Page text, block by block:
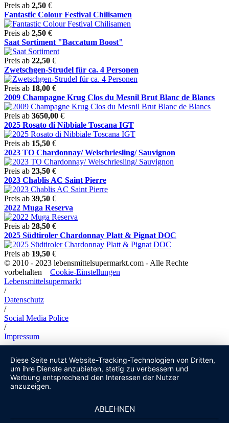
Preis ab 2,50 €
Fantastic Colour Festival Chilisamen
Preis ab 2,50 €
Saat Sortiment "Baccatum Boost"
Preis ab 22,50 €
Zwetschgen-Strudel für ca. 4 Personen
Preis ab 18,00 €
2009 Champagne Krug Clos du Mesnil Brut Blanc de Blancs
Preis ab 3650,00 €
2025 Rosato di Nibbiale Toscana IGT
Preis ab 15,50 €
2023 TO Chardonnay/ Welschriesling/ Sauvignon
Preis ab 23,50 €
2023 Chablis AC Saint Pierre
Preis ab 39,50 €
2022 Muga Reserva
Preis ab 28,50 €
2025 Südtiroler Chardonnay Platt & Pignat DOC
Preis ab 19,50 €
© 2010 - 2023 lebensmittelsupermarkt.com - Alle Rechte
vorbehalten Cookie-Einstellungen
Lebensmittelsupermarkt
/
Datenschutz
/
Social Media Police
/
Impressum
Diese Seite nutzt Website-Tracking-Technologien von Dritten,
um ihre Dienste anzubieten, stetig zu verbessern und
Werbung entsprechend den Interessen der Nutzer
anzuzeigen.
ABLEHNEN